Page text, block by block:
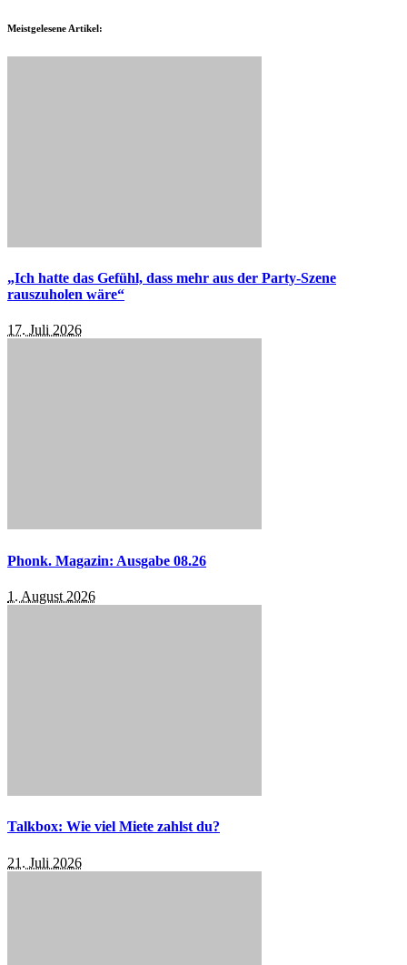
Meistgelesene Artikel:
„Ich hatte das Gefühl, dass mehr aus der Party-Szene
rauszuholen wäre“
17. Juli 2026
Phonk. Magazin: Ausgabe 08.26
1. August 2026
Talkbox: Wie viel Miete zahlst du?
21. Juli 2026